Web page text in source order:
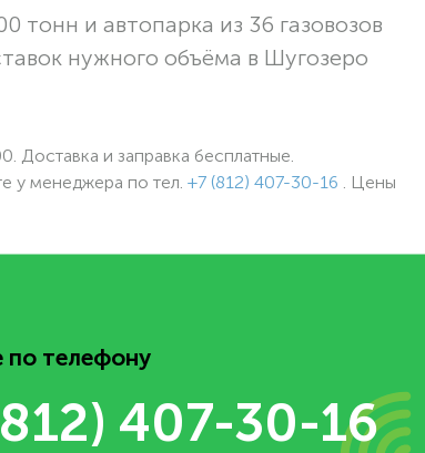
тонн и автопарка из 36 газовозов
нужного объёма в Шугозеро
Доставка и заправка бесплатные.
у менеджера по тел. +7 (812) 407-30-16 . Цены
по телефону
407-30-16